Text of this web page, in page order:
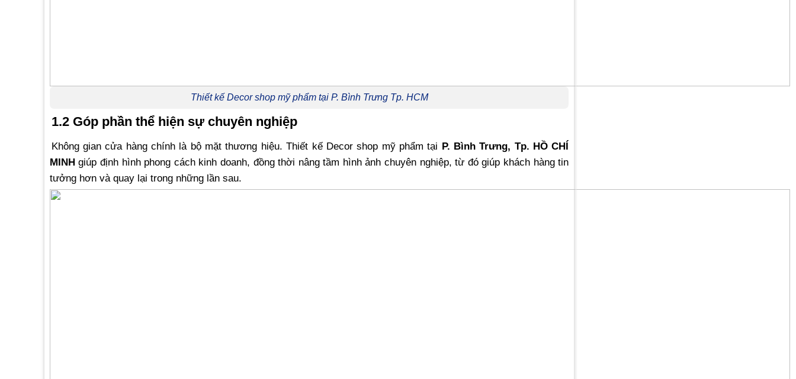
Thiết kế Decor shop mỹ phẩm tại P. Bình Trưng Tp. HCM
1.2 Góp phần thể hiện sự chuyên nghiệp
Không gian cửa hàng chính là bộ mặt thương hiệu. Thiết kế Decor shop mỹ phẩm tại P. Bình Trưng, Tp. HỒ CHÍ
MINHgiúp định hình phong cách kinh doanh, đồng thời nâng tầm hình ảnh chuyên nghiệp, từ đó giúp khách hàng tin
tưởng hơn và quay lại trong những lần sau.